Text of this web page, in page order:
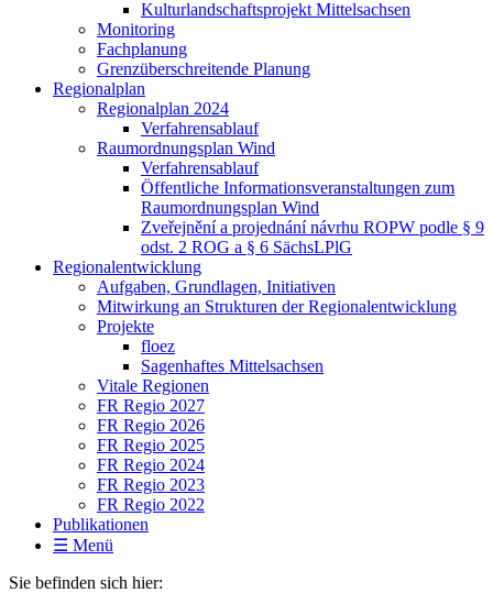
Kulturlandschaftsprojekt Mittelsachsen
Monitoring
Fachplanung
Grenzüberschreitende Planung
Regionalplan
Regionalplan 2024
Verfahrensablauf
Raumordnungsplan Wind
Verfahrensablauf
Öffentliche Informationsveranstaltungen zum
Raumordnungsplan Wind
Zveřejnění a projednání návrhu ROPW podle § 9
odst. 2 ROG a § 6 SächsLPlG
Regionalentwicklung
Aufgaben, Grundlagen, Initiativen
Mitwirkung an Strukturen der Regionalentwicklung
Projekte
floez
Sagenhaftes Mittelsachsen
Vitale Regionen
FR Regio 2027
FR Regio 2026
FR Regio 2025
FR Regio 2024
FR Regio 2023
FR Regio 2022
Publikationen
☰ Menü
Sie befinden sich hier: